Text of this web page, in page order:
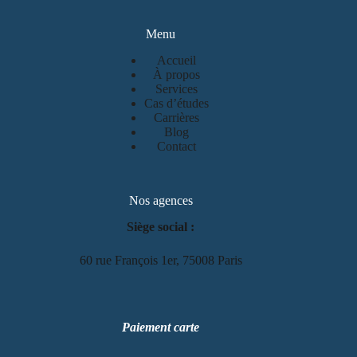
Menu
Accueil
À propos
Services
Cas d’études
Carrières
Blog
Contact
Nos agences
Siège social :
60 rue François 1er, 75008 Paris
Paiement carte